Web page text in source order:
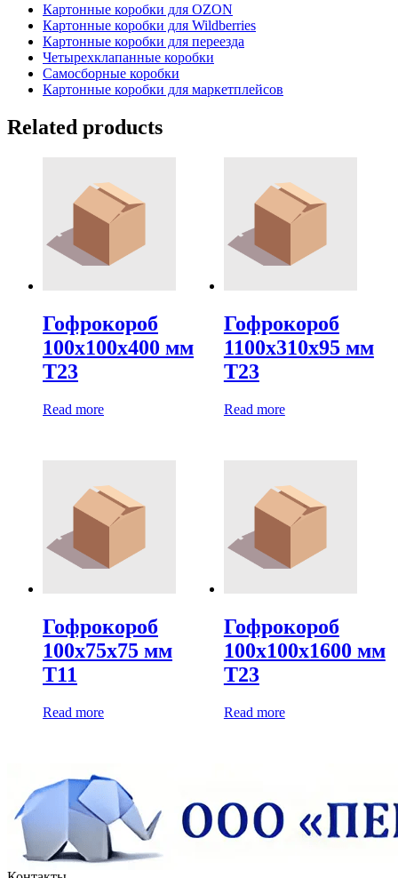
Картонные коробки для OZON
Картонные коробки для Wildberries
Картонные коробки для переезда
Четырехклапанные коробки
Самосборные коробки
Картонные коробки для маркетплейсов
Related products
Гофрокороб
100х100х400 мм
Т23
Read more
Гофрокороб
1100х310х95 мм
Т23
Read more
Гофрокороб
100х75х75 мм
Т11
Read more
Гофрокороб
100х100х1600 мм
Т23
Read more